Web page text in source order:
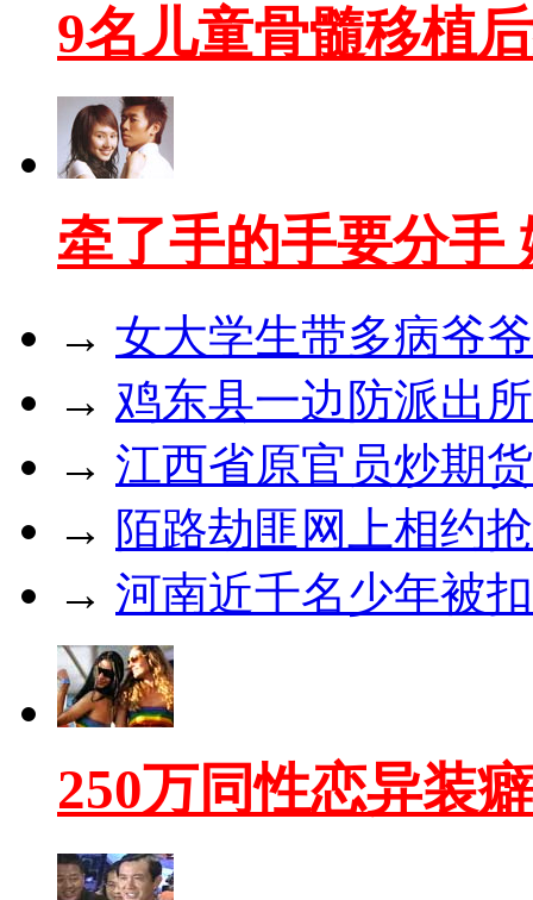
9名儿童骨髓移植
牵了手的手要分手
→ 女大学生带多病爷
→ 鸡东县一边防派出
→ 江西省原官员炒期
→ 陌路劫匪网上相约
→ 河南近千名少年被
250万同性恋异装